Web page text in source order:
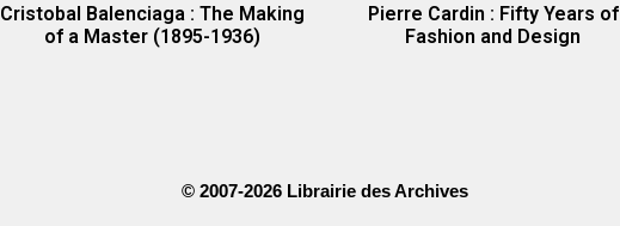
Cristobal Balenciaga : The Making
of a Master (1895-1936)
Pierre Cardin : Fifty Years of
Fashion and Design
© 2007-2026 Librairie des Archives